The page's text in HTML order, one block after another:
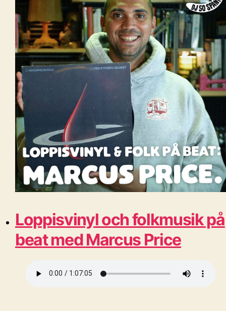
Loppisvinyl och folkmusik på
beat med Marcus Price